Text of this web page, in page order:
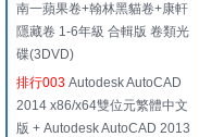
南一蘋果卷+翰林黑貓卷+康軒
隱藏卷 1-6年級 合輯版 卷類光
碟(3DVD)
排行003 Autodesk AutoCAD
2014 x86/x64雙位元繁體中文
版 + Autodesk AutoCAD 2013